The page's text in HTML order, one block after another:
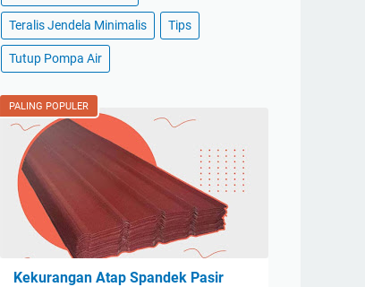
Teralis Jendela Minimalis Tips
Tutup Pompa Air
PALING POPULER
Kekurangan Atap Spandek Pasir